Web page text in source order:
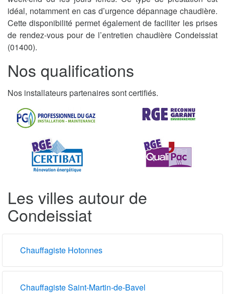
idéal, notamment en cas d’urgence dépannage chaudière.
Cette disponibilité permet également de faciliter les prises
de rendez-vous pour de l’entretien chaudière Condeissiat
(01400).
Nos qualifications
Nos installateurs partenaires sont certifiés.
Les villes autour de
Condeissiat
Chauffagiste Hotonnes
Chauffagiste Saint-Martin-de-Bavel